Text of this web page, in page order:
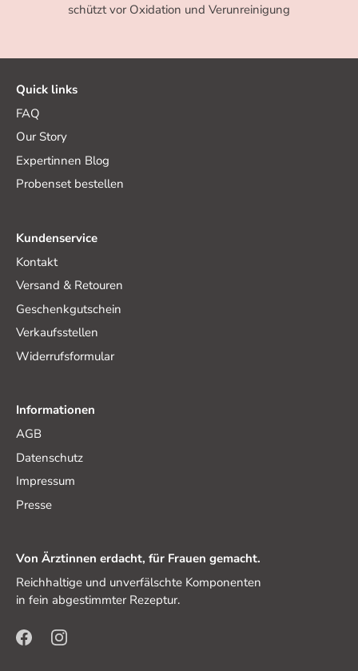
schützt vor Oxidation und Verunreinigung
Quick links
FAQ
Our Story
Expertinnen Blog
Probenset bestellen
Kundenservice
Kontakt
Versand & Retouren
Geschenkgutschein
Verkaufsstellen
Widerrufsformular
Informationen
AGB
Datenschutz
Impressum
Presse
Von Ärztinnen erdacht, für Frauen gemacht.
Reichhaltige und unverfälschte Komponenten
in fein abgestimmter Rezeptur.